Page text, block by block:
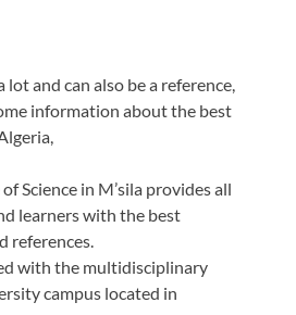
lot and can also be a reference,
information about the best
Science in M’sila provides all
learners with the best
references.
with the multidisciplinary
campus located in